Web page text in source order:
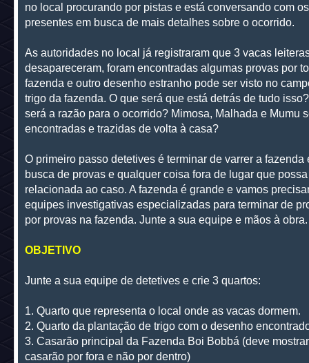
no local procurando por pistas e está conversando com os
presentes em busca de mais detalhes sobre o ocorrido.
As autoridades no local já registraram que 3 vacas
desapareceram, foram encontradas algumas provas por
fazenda e outro desenho estranho pode ser visto no
trigo da fazenda. O que será que está detrás de tudo
será a razão para o ocorrido? Mimosa, Malhada e Mumu
encontradas e trazidas de volta à casa?
O primeiro passo detetives é terminar de varrer a fazenda
busca de provas e qualquer coisa fora de lugar que
relacionada ao caso. A fazenda é grande e vamos
equipes investigativas especializadas para terminar de
por provas na fazenda. Junte a sua equipe e mãos à obra.
OBJETIVO
Junte a sua equipe de detetives e crie 3 quartos:
1. Quarto que representa o local onde as vacas dormem.
2. Quarto da plantação de trigo com o desenho
3. Casarão principal da Fazenda Boi Bobbá (deve
casarão por fora e não por dentro)